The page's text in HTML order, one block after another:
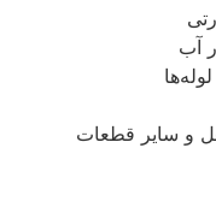
آب
و سایر قطعات